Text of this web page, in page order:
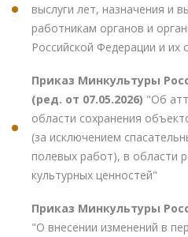
выслуги лет, назначения и
работникам органов и
Российской Федерации и их
Приказ Минкультуры
(ред. от 07.05.2026) "Об
области сохранения
(за исключением
полевых работ), в области
культурных ценностей"
Приказ Минкультуры
"О внесении изменений в